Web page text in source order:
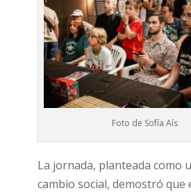
Foto de Sofía Aís
La jornada, planteada como
cambio social, demostró que